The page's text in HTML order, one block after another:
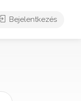
Bejelentkezés